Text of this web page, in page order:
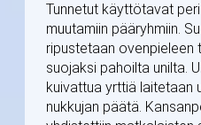
Tunnetut käyttötavat
muutamiin pääryhmiin.
ripustetaan ovenpieleen
suojaksi pahoilta unilta.
kuivattua yrttiä laitetaan
nukkujan päätä.